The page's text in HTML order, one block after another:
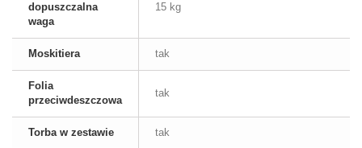
dopuszczalna
waga
15 kg
Moskitiera tak
Folia
przeciwdeszczowa
tak
Torba w zestawie tak